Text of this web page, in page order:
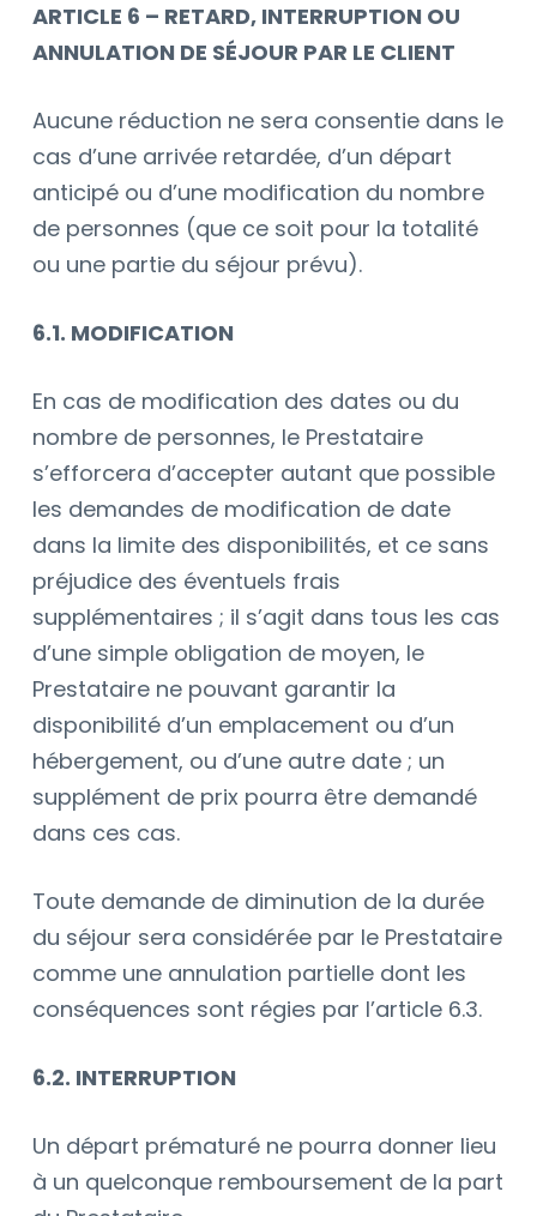
ARTICLE 6 – RETARD, INTERRUPTION OU
ANNULATION DE SÉJOUR PAR LE CLIENT
Aucune réduction ne sera consentie dans le
cas d’une arrivée retardée, d’un départ
anticipé ou d’une modification du nombre
de personnes (que ce soit pour la totalité
ou une partie du séjour prévu).
6.1. MODIFICATION
En cas de modification des dates ou du
nombre de personnes, le Prestataire
s’efforcera d’accepter autant que possible
les demandes de modification de date
dans la limite des disponibilités, et ce sans
préjudice des éventuels frais
supplémentaires ; il s’agit dans tous les cas
d’une simple obligation de moyen, le
Prestataire ne pouvant garantir la
disponibilité d’un emplacement ou d’un
hébergement, ou d’une autre date ; un
supplément de prix pourra être demandé
dans ces cas.
Toute demande de diminution de la durée
du séjour sera considérée par le Prestataire
comme une annulation partielle dont les
conséquences sont régies par l’article 6.3.
6.2. INTERRUPTION
Un départ prématuré ne pourra donner lieu
à un quelconque remboursement de la part